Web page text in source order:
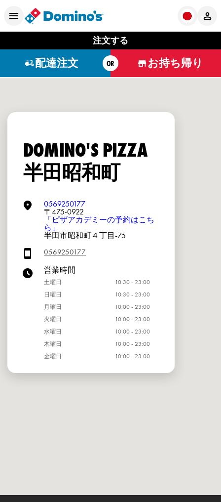
注文する
配達注文 OR お持ち帰り
DOMINO'S PIZZA
半田昭和町
0569250177
〒475-0922
「ピザアカデミーの予約はこち
ら」
半田市昭和町４丁目-75
0569250177
営業時間
土曜日
10:30 - 23:00
日曜日
10:30 - 23:00
月曜日
10:00 - 23:00
火曜日
10:00 - 23:00
水曜日
10:00 - 23:00
木曜日
10:00 - 23:00
金曜日
10:00 - 23:00